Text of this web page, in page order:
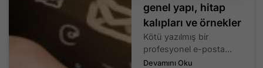
genel yapı, hitap
kalıpları ve örnekler
Kötü yazılmış bir
profesyonel e-posta...
Devamını Oku